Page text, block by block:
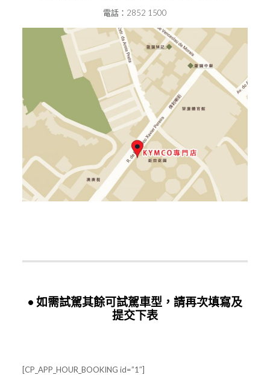
電話：2852 1500
• 如需試駕其餘可試駕車型，請再次填寫及
提交下表
[CP_APP_HOUR_BOOKING id=”1″]